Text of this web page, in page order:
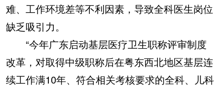
难、工作环境差等不利因素，导致全科医生岗位
缺乏吸引力。
“今年广东启动基层医疗卫生职称评审制度
改革，对取得中级职称后在粤东西北地区基层连
续工作满10年、符合相关考核要求的全科、儿科